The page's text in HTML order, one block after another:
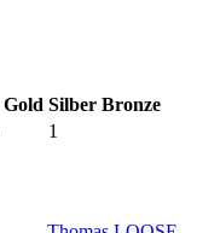
Gold Silber Bronze
1